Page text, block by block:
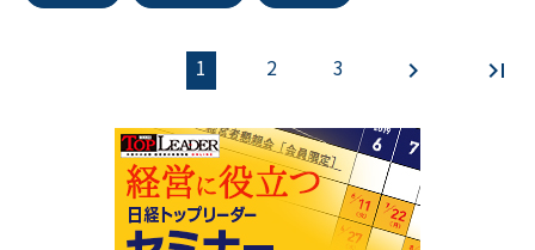
1 2 3 chevron_right last_page